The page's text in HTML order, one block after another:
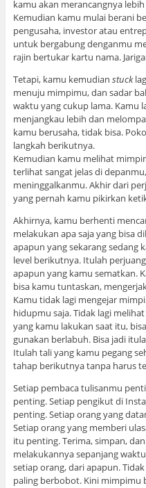
kamu akan merancangnya
Kemudian kamu mulai berani
pengusaha, investor atau
untuk bergabung denganmu
rajin bertukar kartu nama.
Tetapi, kamu kemudian stuck
menuju mimpimu, dan sadar
waktu yang cukup lama. Kamu
menjangkau lebih dan
kamu berusaha, tidak bisa.
langkah berikutnya.
Kemudian kamu melihat
terlihat sangat jelas di
meninggalkanmu. Akhir dari
yang pernah kamu pikirkan
Akhirnya, kamu berhenti
melakukan apa saja yang bisa
apapun yang sekarang sedang
level berikutnya. Itulah
apapun yang kamu sematkan.
bisa kamu tuntaskan,
Kamu tidak lagi mengejar
hidupmu saja. Tidak lagi
yang kamu lakukan saat itu,
gunakan berlabuh. Bisa jadi
Itulah tali yang kamu pegang
tahap berikutnya tanpa harus
Setiap pembaca tulisanmu
penting. Setiap pengikut di
penting. Setiap orang yang
Setiap orang yang memberi
itu penting. Terima, simpan,
melakukannya sepanjang
setiap orang, dari apapun.
paling berbobot. Kini mimpimu